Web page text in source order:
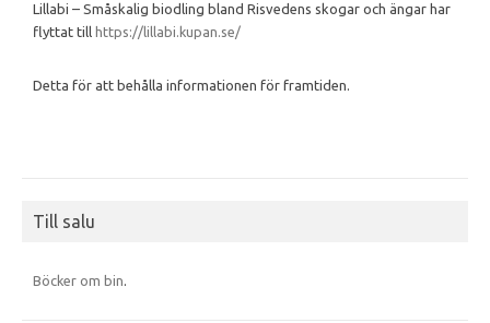
Lillabi – Småskalig biodling bland Risvedens skogar och ängar har
flyttat till https://lillabi.kupan.se/
Detta för att behålla informationen för framtiden.
Till salu
Böcker om bin.